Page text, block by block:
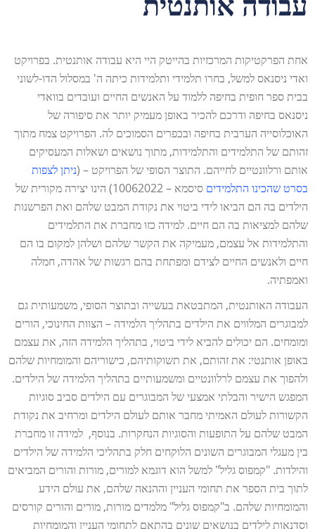
אחת הפרקטיקות המרכזיות בהייטק היי היא עבודה אותנטית. בפרויקט
ואדי ניסנאס למשל, בחרו תלמידי ותלמידות כיתה ה' במסלול הדו-לשוני
בבית ספר חופית בחיפה ללמוד על האנשים החיים ועובדים בוואדי
ניסנאס בחיפה ודרכם להכיר באופן מעמיק יותר את סיפורה של
האוכלוסייה הערבית בחיפה ובכפרים הסמוכים לה. הפרויקט צמח מתוך
זהותם של התלמידים והתלמידות, מתוך נושאים ושאלות המעסיקים
אותם ורלוונטיים לחייהם. התוצר הסופי של הפרויקט – (ניתן לצפות
בסרט שהכינו התלמידים
סיסמא – 10062022) הינו יצירה מקורית של
הילדים בה הם הביאו לידי ביטוי את נקודת המבט שלהם ואת הפרשנות
שלהם למציאות בה הם חיים. למידה כזו מחברת את התלמידים
והתלמידות אל עצמם, מעמיקה את הקשר שלהם ושלהן למקום בו הם
חיים ולאנשים החיים לצידם ומפתחת בהם רגשות של אהדה, חמלה
ואמפתיה.
העבודה האותנטית, המתבטאת בעשייה ובתוצר הסופי, משמעותית גם
למבוגרים המלווים את הילדים בתהליך הלמידה – הצוות החינוכי, הורים
ומומחים. הם יכולים להביא לידי ביטוי, בתהליך הלמידה הזה, את עצמם
באופן אותנטי: את זהותם, את תשוקותיהם, כישוריהם והמומחיות שלהם
ולהפוך את עצמם לרלוונטיים ומשמעותיים בתהליך הלמידה של הילדים.
המפגש הישיר והבלתי אמצעי של המבוגרים עם הילדים סביב סוגיות
הקשורות לעולם האמיתי מחבר אותם לעולם הילדים ומרחיב את נקודת
המבט שלהם על התופעות והסוגיות הנחקרות. בנוסף, למידה זו מחברת
בין מעגלי המבוגרים השונים הלוקחים חלק בתהליכי הלמידה של הילדים
והילדות. "קמפוס גליל" למשל הוא דוגמא למורים, מורות והורים המביאים
לתוך בית הספר את תחומי העניין וההנאה שלהם, את עולם הידע
והמומחיות שלהם. ב"קמפוס גליל" מלמדים מורות, מורים והורים קורסים
וסדנאות לילדים בנושאים שונים בהתאם לתחומי העניין והמומחיות